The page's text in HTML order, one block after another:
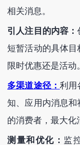
相关消息。
引人注目的内容：
短暂活动的具体目
限时优惠还是活动。
多渠道途径：利用
知、应用内消息
的消费者，最大化
测量和优化： 监